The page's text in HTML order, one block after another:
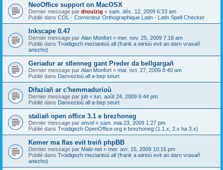
NeoOffice support on MacOSX
Dernier message par drouizig « sam. déc. 12, 2009 6:33 am
Publié dans COL - Correcteur Orthographique Latin - Latin Spell Checker
Inkscape 0.47
Dernier message par Alan Monfort « mer. nov. 25, 2009 7:18 am
Publié dans Troidigezh meziantoù all (frank a wirioù evit an darn vrasañ
anezho)
Geriadur ar stlenneg gant Preder da bellgargañ
Dernier message par Alan Monfort « mar. oct. 27, 2009 8:40 am
Publié dans Danvezioù all a-bep seurt
Difaziañ ar c'hemmadurioù
Dernier message par job « lun. août 24, 2009 6:44 pm
Publié dans Danvezioù all a-bep seurt
staliañ open office 3.1 e brezhoneg
Dernier message par envel « sam. mai 23, 2009 1:27 pm
Publié dans Troidigezh OpenOffice.org e brezhoneg (1.1.x, 2.x ha 3.x)
Kemer ma flas evit treiñ phpBB
Dernier message par Malo-net « mer. avr. 15, 2009 10:15 pm
Publié dans Troidigezh meziantoù all (frank a wirioù evit an darn vrasañ
anezho)